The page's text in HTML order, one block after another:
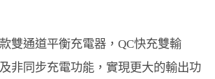
雙通道平衡充電器，QC快充雙輸
非同步充電功能，實現更大的輸出功